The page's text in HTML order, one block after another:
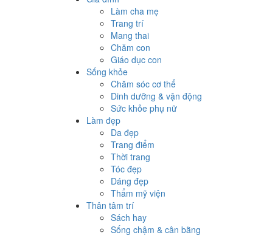
Làm cha mẹ
Trang trí
Mang thai
Chăm con
Giáo dục con
Sống khỏe
Chăm sóc cơ thể
Dinh dưỡng & vận động
Sức khỏe phụ nữ
Làm đẹp
Da đẹp
Trang điểm
Thời trang
Tóc đẹp
Dáng đẹp
Thẩm mỹ viện
Thân tâm trí
Sách hay
Sống chậm & cân bằng